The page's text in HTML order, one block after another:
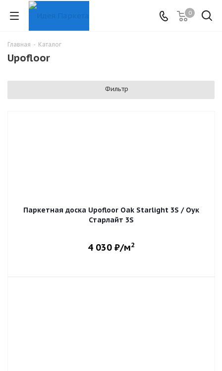
0
Главная - Каталог
Upofloor
Фильтр
Паркетная доска Upofloor Oak Starlight 3S / Оук
Старлайт 3S
4 030 ₽/м2